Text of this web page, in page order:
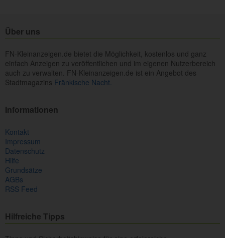
Über uns
FN-Kleinanzeigen.de bietet die Möglichkeit, kostenlos und ganz
einfach Anzeigen zu veröffentlichen und im eigenen Nutzerbereich
auch zu verwalten. FN-Kleinanzeigen.de ist ein Angebot des
Stadtmagazins Fränkische Nacht.
Informationen
Kontakt
Impressum
Datenschutz
Hilfe
Grundsätze
AGBs
RSS Feed
Hilfreiche Tipps